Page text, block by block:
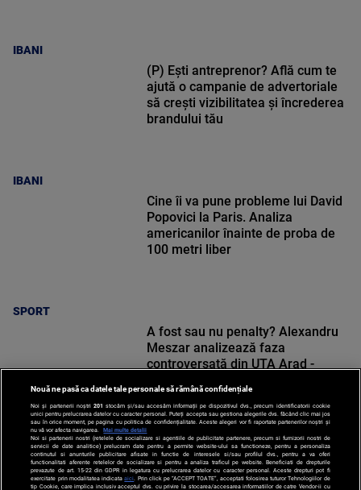
IBANI
IBANI
(P) Ești antreprenor? Află cum te
ajută o campanie de advertoriale
să crești vizibilitatea și încrederea
brandului tău
SPORT
Cine îi va pune probleme lui David
Popovici la Paris. Analiza
americanilor înainte de proba de
100 metri liber
SPORT
A fost sau nu penalty? Alexandru
Meszar analizează faza
controversată din UTA Arad -
Nouă ne pasă ca datele tale personale să rămână confidențiale
Noi și partenerii noștri 201 stocăm și/sau accesăm informații pe dispozitivul dvs., precum identificatorii cookie
unici pentru prelucrarea datelor cu caracter personal. Puteți accepta sau gestiona alegerile dvs. făcând clic mai jos
sau în orice moment, pe pagina cu politica de confidențialitate. Aceste alegeri vor fi raportate partenerilor noștri și
nu vă vor afecta navigarea.
Mai multe detalii
Noi si partenerii nostri (retelele de socializare si agentiile de publicitate partenere, precum si furnizorii nostri de
servicii de date analitice) prelucram date pentru a permite website-ului sa functioneze, pentru a personaliza
continutul si anunturile publicitare afisate in functie de interesele si/sau profilul dvs., pentru a va oferi
functionalitati aferente retelelor de socializare si pentru a analiza traficul pe website. Beneficiati de drepturile
prevazute de art. 15-22 din GDPR in legatura cu prelucrarea datelor cu caracter personal. Aceste drepturi pot fi
exercitate prin modalitatea indicataaici . Prin click pe “ACCEPT TOATE”, acceptati folosirea tuturor Tehnologiilor de
tip Cookie, care implica inclusiv acceptul dvs. cu privire la stocarea/accesarea informatiilor de catre Vendor-ii cu